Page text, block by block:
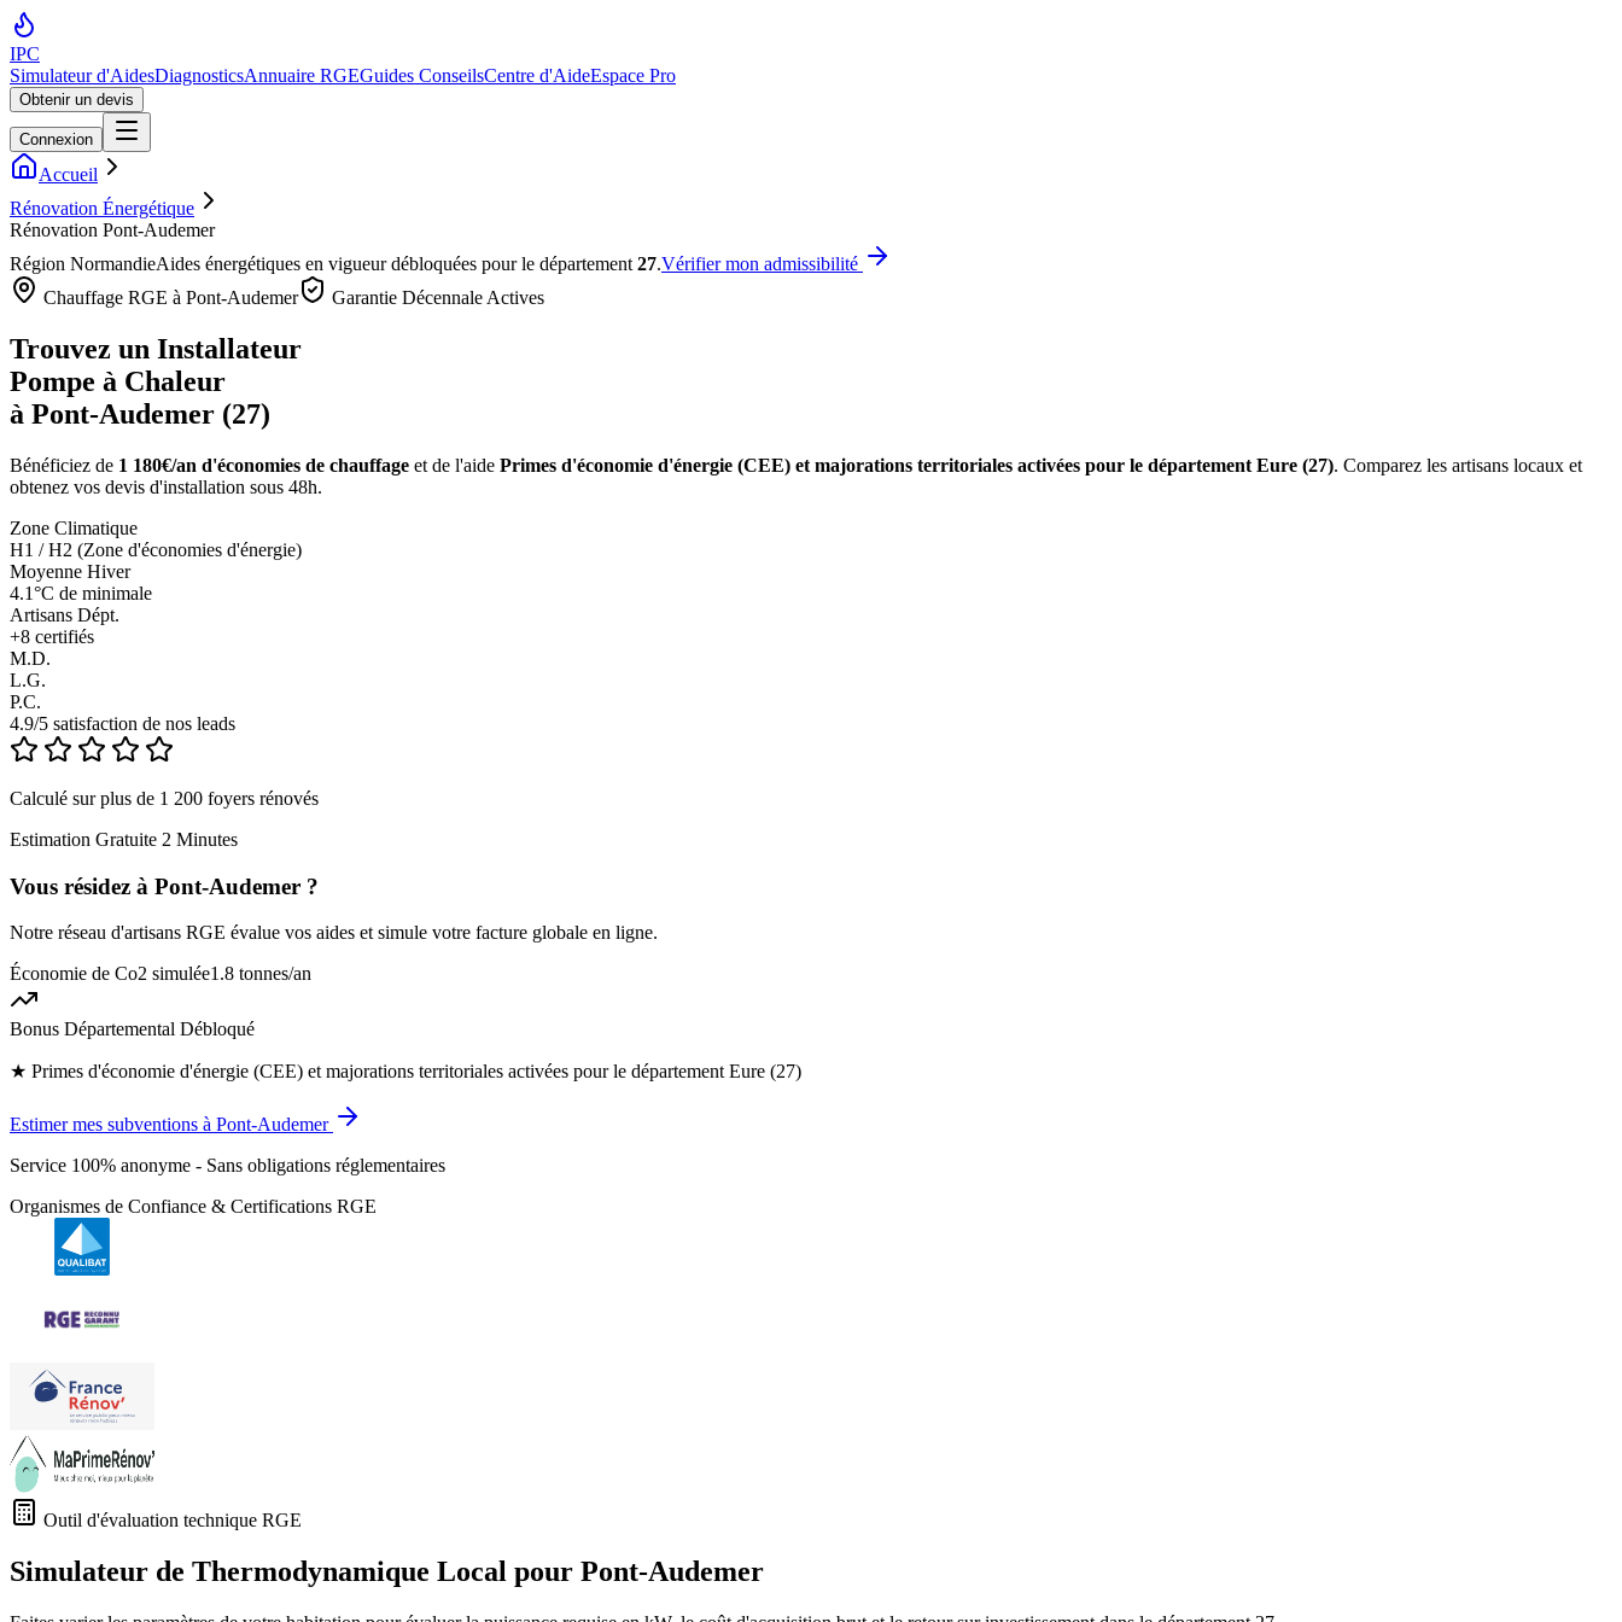
IPC
Simulateur d'AidesDiagnosticsAnnuaire RGEGuides ConseilsCentre d'AideEspace Pro
Obtenir un devis
Connexion
Accueil
Rénovation Énergétique
Rénovation Pont-Audemer
Région NormandieAides énergétiques en vigueur débloquées pour le département 27.Vérifier mon admissibilité
Chauffage RGE à Pont-Audemer Garantie Décennale Actives
Trouvez un Installateur
Pompe à Chaleur
à Pont-Audemer (27)
Bénéficiez de 1 180€/an d'économies de chauffage et de l'aide Primes d'économie d'énergie (CEE) et majorations territoriales activées pour le département Eure (27). Comparez les artisans locaux et
obtenez vos devis d'installation sous 48h.
Zone Climatique
H1 / H2 (Zone d'économies d'énergie)
Moyenne Hiver
4.1°C de minimale
Artisans Dépt.
+8 certifiés
M.D.
L.G.
P.C.
4.9/5 satisfaction de nos leads
Calculé sur plus de 1 200 foyers rénovés
Estimation Gratuite 2 Minutes
Vous résidez à Pont-Audemer ?
Notre réseau d'artisans RGE évalue vos aides et simule votre facture globale en ligne.
Économie de Co2 simulée1.8 tonnes/an
Bonus Départemental Débloqué
★ Primes d'économie d'énergie (CEE) et majorations territoriales activées pour le département Eure (27)
Estimer mes subventions à Pont-Audemer
Service 100% anonyme - Sans obligations réglementaires
Organismes de Confiance & Certifications RGE
Outil d'évaluation technique RGE
Simulateur de Thermodynamique Local pour Pont-Audemer